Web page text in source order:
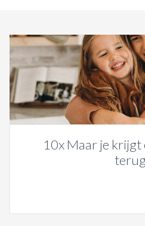
10x Maar je krijgt